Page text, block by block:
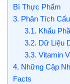
Bì Thực Phẩm
3. Phân Tích
3.1. Khẩu
3.2. Dữ Liệu
3.3. Vitamin
4. Những Cập
Facts